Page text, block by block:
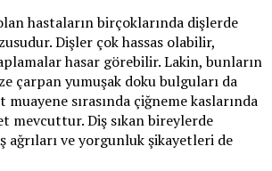
hastaların birçoklarında dişlerde
Dişler çok hassas olabilir,
hasar görebilir. Lakin, bunların
çarpan yumuşak doku bulguları da
sırasında çiğneme kaslarında
mevcuttur. Diş sıkan bireylerde
ağrıları ve yorgunluk şikayetleri de